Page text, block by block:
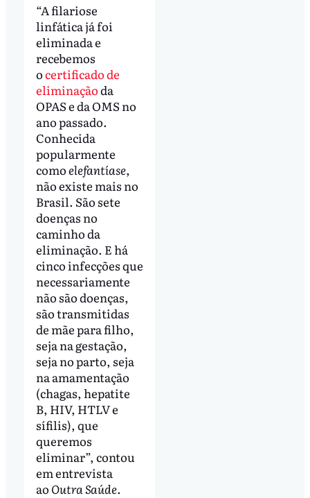
“A filariose
linfática já foi
eliminada e
recebemos
ocertificado de
eliminaçãoda
OPAS e da OMS no
ano passado.
Conhecida
popularmente
comoelefantíase,
não existe mais no
Brasil. São sete
doenças no
caminho da
eliminação. E há
cinco infecções que
necessariamente
não são doenças,
são transmitidas
de mãe para filho,
seja na gestação,
seja no parto, seja
na amamentação
(chagas, hepatite
B, HIV, HTLV e
sífilis), que
queremos
eliminar”, contou
em entrevista
ao Outra Saúde.